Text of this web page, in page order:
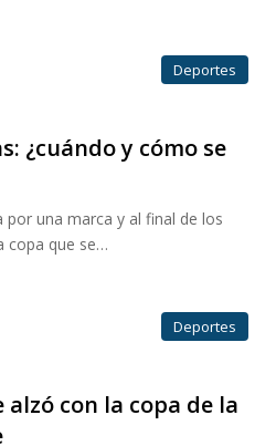
Deportes
¿cuándo y cómo se
por una marca y al final de los
copa que se…
Deportes
con la copa de la